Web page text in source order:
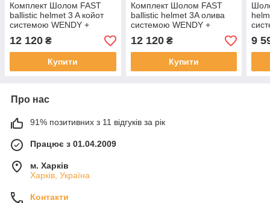
Комплект Шолом FAST
ballistic helmet 3 A койот
системою WENDY +
активні навушники Walkers
з кріпленням чебурашки
12 120 ₴
Купити
Комплект Шолом FAST
ballistic helmet 3A олива
системою WENDY +
активні навушники Walkers
з кріпленням чебурашки
12 120₴
Купити
9
Про нас
91% позитивних з 11 відгуків за рік
Працює з 01.04.2009
м. Харків
Харків, Україна
Контакти